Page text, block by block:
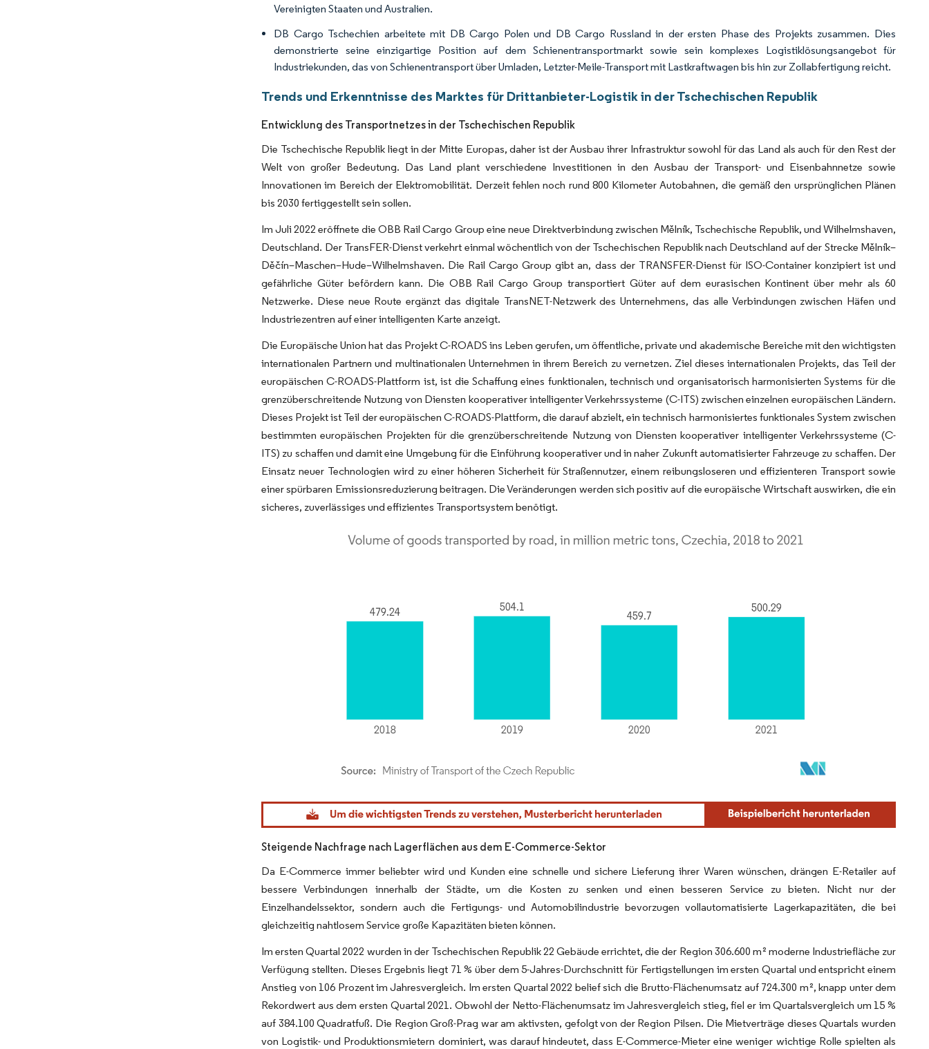
Vereinigten Staaten und Australien.
DB Cargo Tschechien arbeitete mit DB Cargo Polen und DB Cargo Russland in der ersten Phase des Projekts zusammen. Dies
demonstrierte seine einzigartige Position auf dem Schienentransportmarkt sowie sein komplexes Logistiklösungsangebot für
Industriekunden, das von Schienentransport über Umladen, Letzter-Meile-Transport mit Lastkraftwagen bis hin zur Zollabfertigung reicht.
Trends und Erkenntnisse des Marktes für Drittanbieter-Logistik in der Tschechischen Republik
Entwicklung des Transportnetzes in der Tschechischen Republik
Die Tschechische Republik liegt in der Mitte Europas, daher ist der Ausbau ihrer Infrastruktur sowohl für das Land als auch für den Rest der
Welt von großer Bedeutung. Das Land plant verschiedene Investitionen in den Ausbau der Transport- und Eisenbahnnetze sowie
Innovationen im Bereich der Elektromobilität. Derzeit fehlen noch rund 800 Kilometer Autobahnen, die gemäß den ursprünglichen Plänen
bis 2030 fertiggestellt sein sollen.
Im Juli 2022 eröffnete die OBB Rail Cargo Group eine neue Direktverbindung zwischen Mělník, Tschechische Republik, und Wilhelmshaven,
Deutschland. Der TransFER-Dienst verkehrt einmal wöchentlich von der Tschechischen Republik nach Deutschland auf der Strecke Mělník–
Děčín–Maschen–Hude–Wilhelmshaven. Die Rail Cargo Group gibt an, dass der TRANSFER-Dienst für ISO-Container konzipiert ist und
gefährliche Güter befördern kann. Die OBB Rail Cargo Group transportiert Güter auf dem eurasischen Kontinent über mehr als 60
Netzwerke. Diese neue Route ergänzt das digitale TransNET-Netzwerk des Unternehmens, das alle Verbindungen zwischen Häfen und
Industriezentren auf einer intelligenten Karte anzeigt.
Die Europäische Union hat das Projekt C-ROADS ins Leben gerufen, um öffentliche, private und akademische Bereiche mit den wichtigsten
internationalen Partnern und multinationalen Unternehmen in ihrem Bereich zu vernetzen. Ziel dieses internationalen Projekts, das Teil der
europäischen C-ROADS-Plattform ist, ist die Schaffung eines funktionalen, technisch und organisatorisch harmonisierten Systems für die
grenzüberschreitende Nutzung von Diensten kooperativer intelligenter Verkehrssysteme (C-ITS) zwischen einzelnen europäischen Ländern.
Dieses Projekt ist Teil der europäischen C-ROADS-Plattform, die darauf abzielt, ein technisch harmonisiertes funktionales System zwischen
bestimmten europäischen Projekten für die grenzüberschreitende Nutzung von Diensten kooperativer intelligenter Verkehrssysteme (C-
ITS) zu schaffen und damit eine Umgebung für die Einführung kooperativer und in naher Zukunft automatisierter Fahrzeuge zu schaffen. Der
Einsatz neuer Technologien wird zu einer höheren Sicherheit für Straßennutzer, einem reibungsloseren und effizienteren Transport sowie
einer spürbaren Emissionsreduzierung beitragen. Die Veränderungen werden sich positiv auf die europäische Wirtschaft auswirken, die ein
sicheres, zuverlässiges und effizientes Transportsystem benötigt.
Bild © Mordor Intelligence. Wiederverwendung erfordert Namensnennung gemäß CC BY 4.0.
Steigende Nachfrage nach Lagerflächen aus dem E-Commerce-Sektor
Da E-Commerce immer beliebter wird und Kunden eine schnelle und sichere Lieferung ihrer Waren wünschen, drängen E-Retailer auf
bessere Verbindungen innerhalb der Städte, um die Kosten zu senken und einen besseren Service zu bieten. Nicht nur der
Einzelhandelssektor, sondern auch die Fertigungs- und Automobilindustrie bevorzugen vollautomatisierte Lagerkapazitäten, die bei
gleichzeitig nahtlosem Service große Kapazitäten bieten können.
Im ersten Quartal 2022 wurden in der Tschechischen Republik 22 Gebäude errichtet, die der Region 306.600 m² moderne Industriefläche zur
Verfügung stellten. Dieses Ergebnis liegt 71 % über dem 5-Jahres-Durchschnitt für Fertigstellungen im ersten Quartal und entspricht einem
Anstieg von 106 Prozent im Jahresvergleich. Im ersten Quartal 2022 belief sich die Brutto-Flächenumsatz auf 724.300 m², knapp unter dem
Rekordwert aus dem ersten Quartal 2021. Obwohl der Netto-Flächenumsatz im Jahresvergleich stieg, fiel er im Quartalsvergleich um 15 %
auf 384.100 Quadratfuß. Die Region Groß-Prag war am aktivsten, gefolgt von der Region Pilsen. Die Mietverträge dieses Quartals wurden
von Logistik- und Produktionsmietern dominiert, was darauf hindeutet, dass E-Commerce-Mieter eine weniger wichtige Rolle spielten als